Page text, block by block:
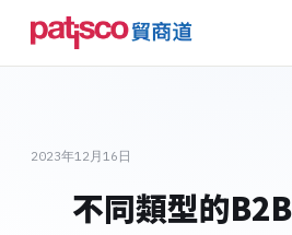
2023年12月16日
不同類型的